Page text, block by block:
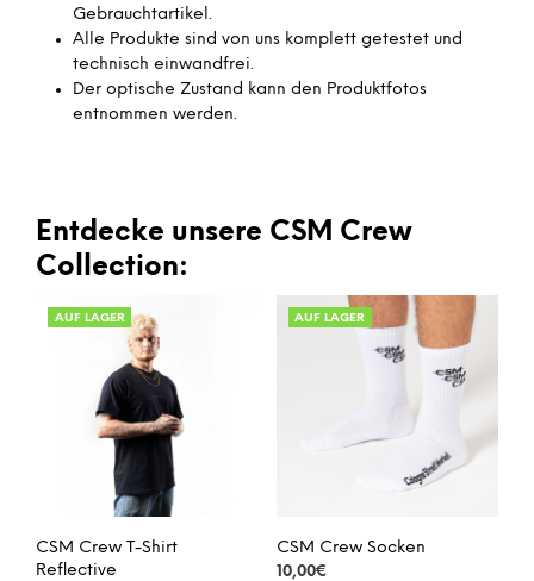
Gebrauchtartikel.
Alle Produkte sind von uns komplett getestet und
technisch einwandfrei.
Der optische Zustand kann den Produktfotos
entnommen werden.
Entdecke unsere CSM Crew
Collection:
AUF LAGER
CSM Crew T-Shirt
Reflective
AUF LAGER
CSM Crew Socken
10,00€